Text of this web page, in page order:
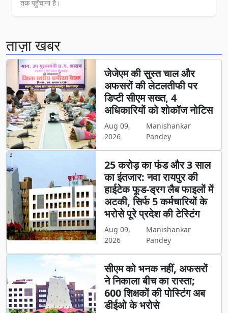
तक पहुँचाना है।
ताज़ा खबर
जेजेएम की सुस्त चाल और
अफसरों की लेटलतीफी पर
डिप्टी सीएम सख्त, 4
अधिकारियों को शोकॉज नोटिस
Aug 09,
2026
Manishankar
Pandey
25 करोड़ का फंड और 3 साल
का इंतजार: नवा रायपुर की
हाईटेक फूड-ड्रग लैब फाइलों में
अटकी, सिर्फ 5 कर्मचारियों के
भरोसे पूरे प्रदेश की टेस्टिंग
Aug 09,
2026
Manishankar
Pandey
सीएम को भनक नहीं, अफसरों
ने निकाला बीच का रास्ता;
600 शिक्षकों की पोस्टिंग अब
डीईओ के भरोसे